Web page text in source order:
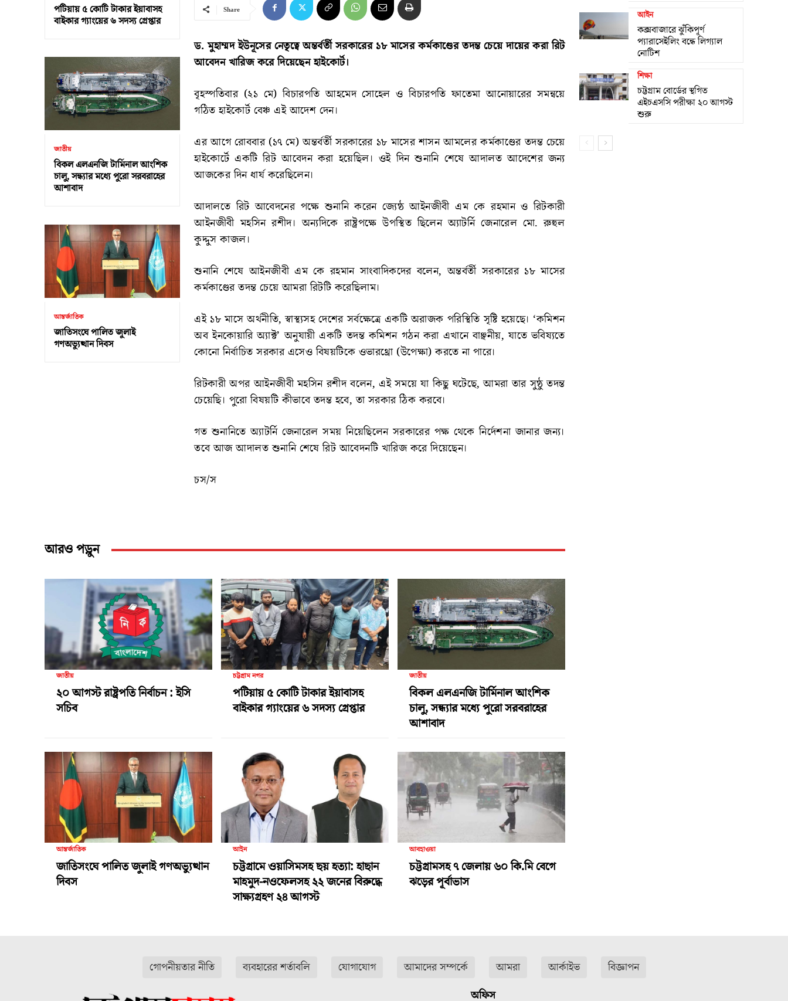
পটিয়ায় ৫ কোটি টাকার ইয়াবাসহ
বাইকার গ্যাংয়ের ৬ সদস্য গ্রেপ্তার
জাতীয়
বিকল এলএনজি টার্মিনাল আংশিক
চালু, সন্ধ্যার মধ্যে পুরো সরবরাহের
আশাবাদ
আন্তর্জাতিক
জাতিসংঘে পালিত জুলাই
গণঅভ্যুত্থান দিবস
Share
ড. মুহাম্মদ ইউনূসের নেতৃত্বে অন্তর্বর্তী সরকারের ১৮ মাসের কর্মকাণ্ডের তদন্ত চেয়ে দায়ের করা রিট
আবেদন খারিজ করে দিয়েছেন হাইকোর্ট।
বৃহস্পতিবার (২১ মে) বিচারপতি আহমেদ সোহেল ও বিচারপতি ফাতেমা আনোয়ারের সমন্বয়ে
গঠিত হাইকোর্ট বেঞ্চ এই আদেশ দেন।
এর আগে রোববার (১৭ মে) অন্তর্বর্তী সরকারের ১৮ মাসের শাসন আমলের কর্মকাণ্ডের তদন্ত চেয়ে
হাইকোর্টে একটি রিট আবেদন করা হয়েছিল। ওই দিন শুনানি শেষে আদালত আদেশের জন্য
আজকের দিন ধার্য করেছিলেন।
আদালতে রিট আবেদনের পক্ষে শুনানি করেন জ্যেষ্ঠ আইনজীবী এম কে রহমান ও রিটকারী
আইনজীবী মহসিন রশীদ। অন্যদিকে রাষ্ট্রপক্ষে উপস্থিত ছিলেন অ্যাটর্নি জেনারেল মো. রুহুল
কুদ্দুস কাজল।
শুনানি শেষে আইনজীবী এম কে রহমান সাংবাদিকদের বলেন, অন্তর্বর্তী সরকারের ১৮ মাসের
কর্মকাণ্ডের তদন্ত চেয়ে আমরা রিটটি করেছিলাম।
এই ১৮ মাসে অর্থনীতি, স্বাস্থ্যসহ দেশের সর্বক্ষেত্রে একটি অরাজক পরিস্থিতি সৃষ্টি হয়েছে। ‘কমিশন
অব ইনকোয়ারি অ্যাক্ট’ অনুযায়ী একটি তদন্ত কমিশন গঠন করা এখানে বাঞ্ছনীয়, যাতে ভবিষ্যতে
কোনো নির্বাচিত সরকার এসেও বিষয়টিকে ওভারথ্রো (উপেক্ষা) করতে না পারে।
রিটকারী অপর আইনজীবী মহসিন রশীদ বলেন, এই সময়ে যা কিছু ঘটেছে, আমরা তার সুষ্ঠু তদন্ত
চেয়েছি। পুরো বিষয়টি কীভাবে তদন্ত হবে, তা সরকার ঠিক করবে।
গত শুনানিতে অ্যাটর্নি জেনারেল সময় নিয়েছিলেন সরকারের পক্ষ থেকে নির্দেশনা জানার জন্য।
তবে আজ আদালত শুনানি শেষে রিট আবেদনটি খারিজ করে দিয়েছেন।
চস/স
আরও পড়ুন
জাতীয়
২০ আগস্ট রাষ্ট্রপতি নির্বাচন : ইসি
সচিব
চট্টগ্রাম নগর
পটিয়ায় ৫ কোটি টাকার ইয়াবাসহ
বাইকার গ্যাংয়ের ৬ সদস্য গ্রেপ্তার
জাতীয়
বিকল এলএনজি টার্মিনাল আংশিক
চালু, সন্ধ্যার মধ্যে পুরো সরবরাহের
আশাবাদ
আন্তর্জাতিক
জাতিসংঘে পালিত জুলাই গণঅভ্যুত্থান
দিবস
আইন
চট্টগ্রামে ওয়াসিমসহ ছয় হত্যা: হাছান
মাহমুদ-নওফেলসহ ২২ জনের বিরুদ্ধে
সাক্ষ্যগ্রহণ ২৪ আগস্ট
আবহাওয়া
চট্টগ্রামসহ ৭ জেলায় ৬০ কি.মি বেগে
ঝড়ের পূর্বাভাস
আইন
কক্সবাজারে ঝুঁকিপূর্ণ
প্যারাসেইলিং বন্ধে লিগ্যাল
নোটিশ
শিক্ষা
চট্টগ্রাম বোর্ডের স্থগিত
এইচএসসি পরীক্ষা ২০ আগস্ট
শুরু
গোপনীয়তার নীতি ব্যবহারের শর্তাবলি যোগাযোগ আমাদের সম্পর্কে আমরা আর্কাইভ
বিজ্ঞাপন
অফিস